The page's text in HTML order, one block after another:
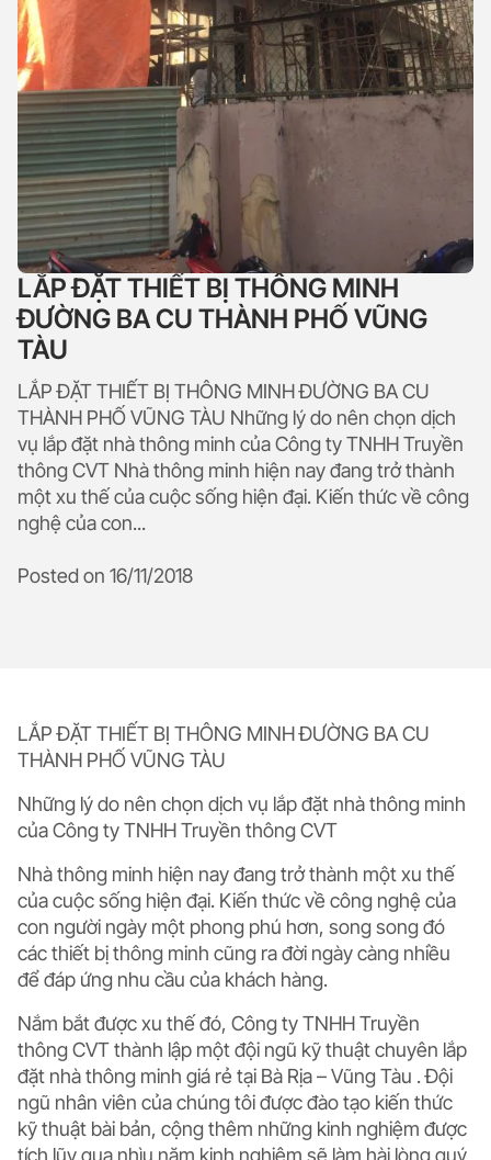
LẮP ĐẶT THIẾT BỊ THÔNG MINH
ĐƯỜNG BA CU THÀNH PHỐ VŨNG
TÀU
LẮP ĐẶT THIẾT BỊ THÔNG MINH ĐƯỜNG BA CU
THÀNH PHỐ VŨNG TÀU Những lý do nên chọn dịch
vụ lắp đặt nhà thông minh của Công ty TNHH Truyền
thông CVT Nhà thông minh hiện nay đang trở thành
một xu thế của cuộc sống hiện đại. Kiến thức về công
nghệ của con...
Posted on 16/11/2018
LẮP ĐẶT THIẾT BỊ THÔNG MINH ĐƯỜNG BA CU
THÀNH PHỐ VŨNG TÀU
Những lý do nên chọn dịch vụ lắp đặt nhà thông minh
của Công ty TNHH Truyền thông CVT
Nhà thông minh hiện nay đang trở thành một xu thế
của cuộc sống hiện đại. Kiến thức về công nghệ của
con người ngày một phong phú hơn, song song đó
các thiết bị thông minh cũng ra đời ngày càng nhiều
để đáp ứng nhu cầu của khách hàng.
Nắm bắt được xu thế đó, Công tyTNHH Truyền
thông CVTthành lập một đội ngũ kỹ thuật chuyên lắp
đặt nhà thông minh giá rẻ tại Bà Rịa – Vũng Tàu . Đội
ngũ nhân viên của chúng tôi được đào tạo kiến thức
kỹ thuật bài bản, cộng thêm những kinh nghiệm được
tích lũy qua nhìu năm kinh nghiệm sẽ làm hài lòng quý